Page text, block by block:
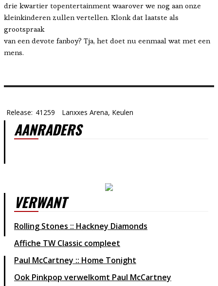
drie kwartier topentertainment waarover we nog aan onze
kleinkinderen zullen vertellen. Klonk dat laatste als
grootspraak
van een devote fanboy? Tja, het doet nu eenmaal wat met een
mens.
Release: 41259 Lanxxes Arena, Keulen
AANRADERS
VERWANT
Rolling Stones :: Hackney Diamonds
Affiche TW Classic compleet
Paul McCartney :: Home Tonight
Ook Pinkpop verwelkomt Paul McCartney